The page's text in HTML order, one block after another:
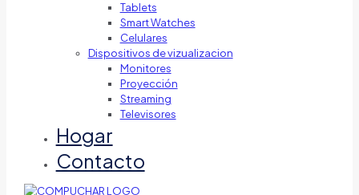
Tablets
Smart Watches
Celulares
Dispositivos de vizualizacion
Monitores
Proyección
Streaming
Televisores
Hogar
Contacto